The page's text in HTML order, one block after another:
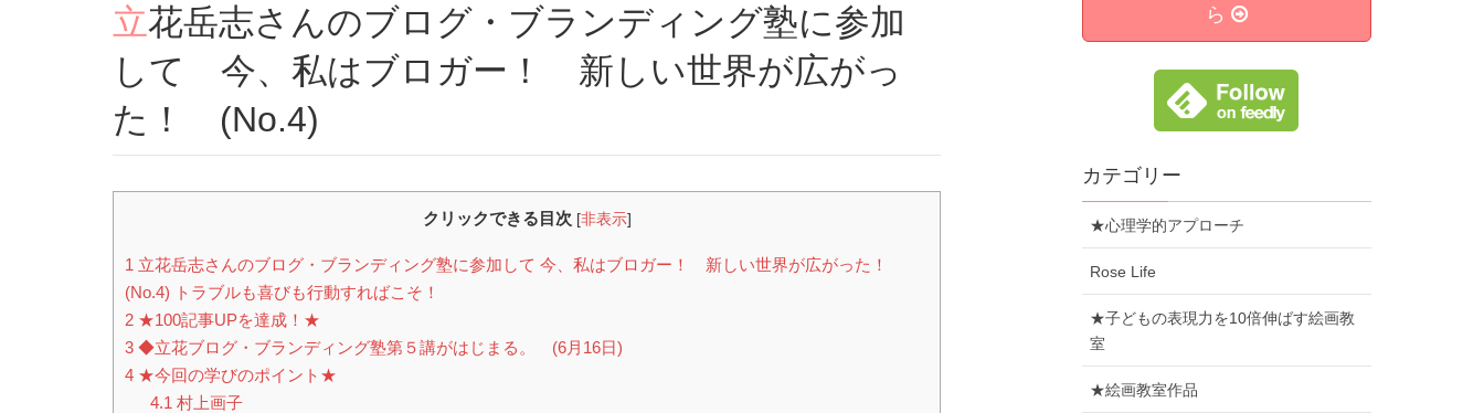
立花岳志さんのブログ・ブランディング塾に参加
して 今、私はブロガー！ 新しい世界が広がっ
た！ (No.4)
クリックできる目次 [非表示]
1 立花岳志さんのブログ・ブランディング塾に参加して 今、私はブロガー！ 新しい世界が広がった！
(No.4) トラブルも喜びも行動すればこそ！
2 ★100記事UPを達成！★
3 ◆立花ブログ・ブランディング塾第５講がはじまる。 (6月16日)
4 ★今回の学びのポイント★
4.1 村上画子
ら
カテゴリー
★心理学的アプローチ
Rose Life
★子どもの表現力を10倍伸ばす絵画教
室
★絵画教室作品